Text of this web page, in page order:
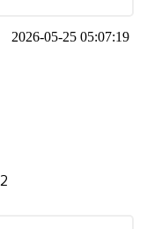
2026-05-25 05:07:19